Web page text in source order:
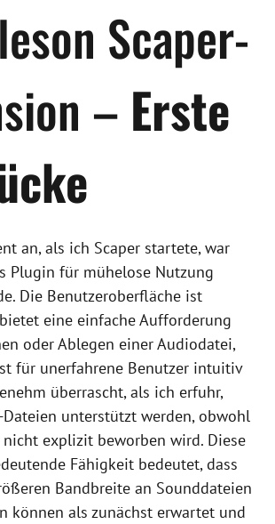
Scaper-
– Erste
an, als ich Scaper startete, war
Plugin für mühelose Nutzung
Die Benutzeroberfläche ist
eine einfache Aufforderung
oder Ablegen einer Audiodatei,
für unerfahrene Benutzer intuitiv
überrascht, als ich erfuhr,
Dateien unterstützt werden, obwohl
explizit beworben wird. Diese
Fähigkeit bedeutet, dass
Bandbreite an Sounddateien
können als zunächst erwartet und